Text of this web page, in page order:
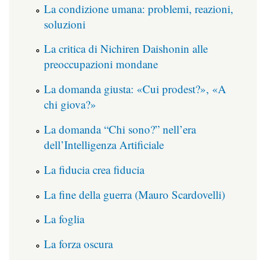
La condizione umana: problemi, reazioni,
soluzioni
La critica di Nichiren Daishonin alle
preoccupazioni mondane
La domanda giusta: «Cui prodest?», «A
chi giova?»
La domanda “Chi sono?” nell’era
dell’Intelligenza Artificiale
La fiducia crea fiducia
La fine della guerra (Mauro Scardovelli)
La foglia
La forza oscura